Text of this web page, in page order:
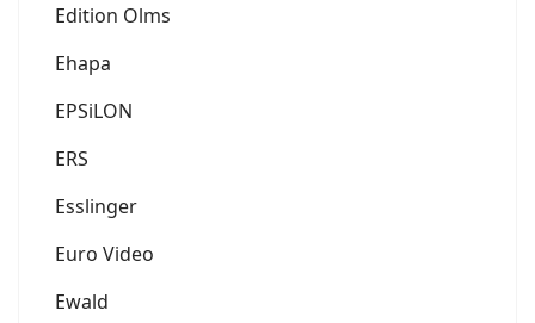
Edition Olms
Ehapa
EPSiLON
ERS
Esslinger
Euro Video
Ewald